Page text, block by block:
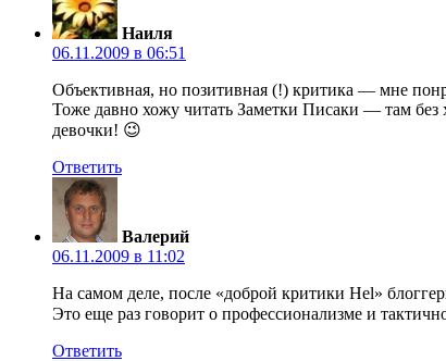
Наиля
06.11.2009 в 06:51
Объективная, но позитивная (!) критика — мне
Тоже давно хожу читать Заметки Писаки — там без
девочки! 😉
Ответить
Валерий
06.11.2009 в 11:02
На самом деле, после «доброй критики Hel»
Это еще раз говорит о профессионализме и
Ответить